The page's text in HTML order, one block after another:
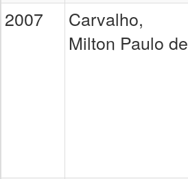
2007
Carvalho,
Milton Paulo de